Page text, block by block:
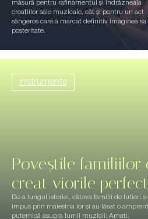
măsură pentru rafinamentul și îndrăzneala
creațiilor sale muzicale, cât și pentru un act
sângeros care a marcat definitiv imaginea sa
posteritate.
Instrumente
Poveștile familiilor
creat viorile
De-a lungul istoriei, câteva familii de lutieri
impus prin măiestria lor și au lăsat o
puternică asupra lumii muzicii: Amati,